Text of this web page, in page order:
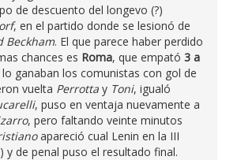
de descuento del longevo (?)
, en el partido donde se lesionó de
Beckham. El que parece haber perdido
chances es Roma, que empató 3 a
lo ganaban los comunistas con gol de
vuelta Perrotta y Toni, igualó
, puso en ventaja nuevamente a
, pero faltando veinte minutos
apareció cual Lenin en la III
y de penal puso el resultado final.